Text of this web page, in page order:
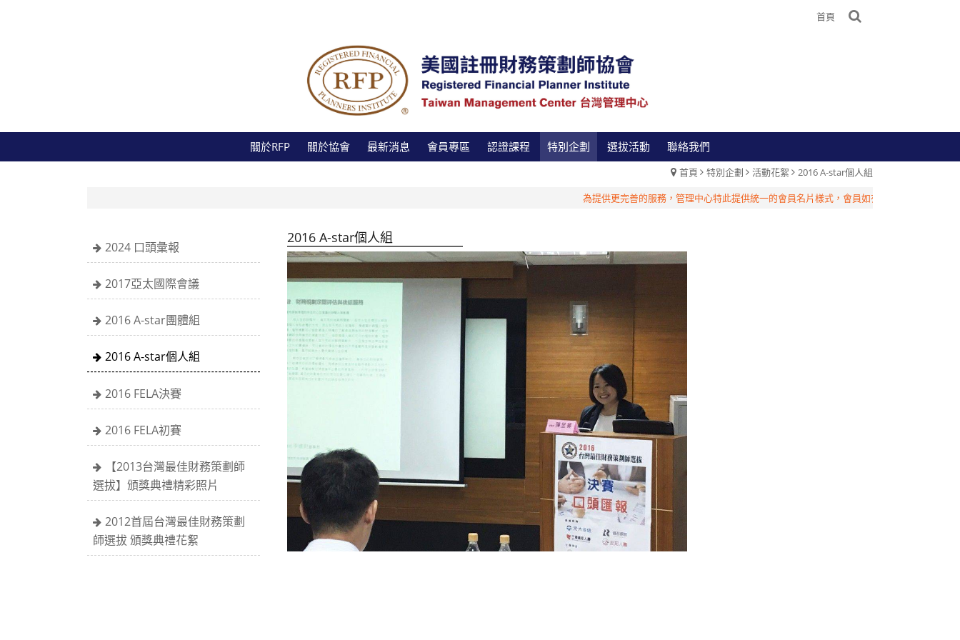
首頁
關於RFP 關於協會 最新消息 會員專區 認證課程 特別企劃 選拔活動 聯絡我們
首頁 特別企劃 活動花絮
2016 A-star個人組
為提供更完善的服務，管理中心特此提供統一的會員名片樣式，會員如有相關需求，請洽台灣
2024 口頭彙報
2017亞太國際會議
2016 A-star團體組
2016 A-star個人組
2016 FELA決賽
2016 FELA初賽
【2013台灣最佳財務策劃師
選拔】頒獎典禮精彩照片
2012首屆台灣最佳財務策劃
師選拔 頒獎典禮花絮
2016 A-star個人組